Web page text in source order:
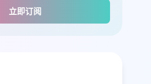
立即订阅